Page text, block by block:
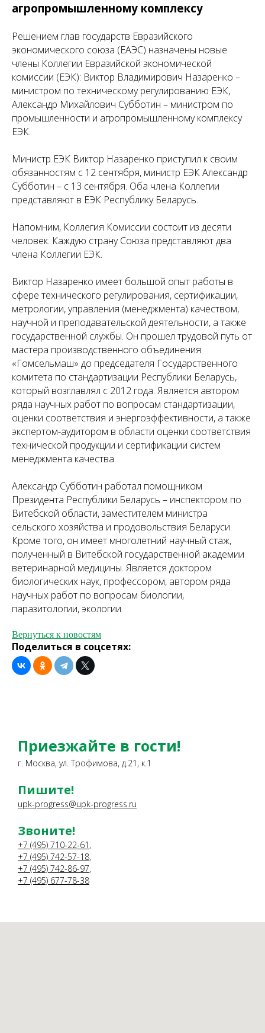
агропромышленному комплексу
Решением глав государств Евразийского
экономического союза (ЕАЭС) назначены новые
члены Коллегии Евразийской экономической
комиссии (ЕЭК): Виктор Владимирович Назаренко –
министром по техническому регулированию ЕЭК,
Александр Михайлович Субботин – министром по
промышленности и агропромышленному комплексу
ЕЭК.
Министр ЕЭК Виктор Назаренко приступил к своим
обязанностям с 12 сентября, министр ЕЭК Александр
Субботин – с 13 сентября. Оба члена Коллегии
представляют в ЕЭК Республику Беларусь.
Напомним, Коллегия Комиссии состоит из десяти
человек. Каждую страну Союза представляют два
члена Коллегии ЕЭК.
Виктор Назаренко имеет большой опыт работы в
сфере технического регулирования, сертификации,
метрологии, управления (менеджмента) качеством,
научной и преподавательской деятельности, а также
государственной службы. Он прошел трудовой путь от
мастера производственного объединения
«Гомсельмаш» до председателя Государственного
комитета по стандартизации Республики Беларусь,
который возглавлял с 2012 года. Является автором
ряда научных работ по вопросам стандартизации,
оценки соответствия и энергоэффективности, а также
экспертом-аудитором в области оценки соответствия
технической продукции и сертификации систем
менеджмента качества.
Александр Субботин работал помощником
Президента Республики Беларусь – инспектором по
Витебской области, заместителем министра
сельского хозяйства и продовольствия Беларуси.
Кроме того, он имеет многолетний научный стаж,
полученный в Витебской государственной академии
ветеринарной медицины. Является доктором
биологических наук, профессором, автором ряда
научных работ по вопросам биологии,
паразитологии, экологии.
Вернуться к новостям
Поделиться в соцсетях:
Приезжайте в гости!
г. Москва, ул. Трофимова, д.21, к.1
Пишите!
upk-progress@upk-progress.ru
Звоните!
+7 (495) 710-22-61 ,
+7 (495) 742-57-18,
+7 (495) 742-86-97,
+7 (495) 677-78-38